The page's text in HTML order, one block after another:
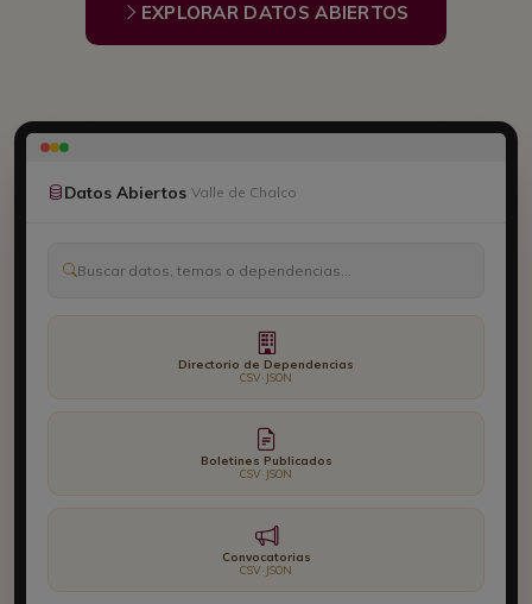
EXPLORAR DATOS ABIERTOS
Datos Abiertos Valle de Chalco
Buscar datos, temas o dependencias...
Directorio de Dependencias
CSV · JSON
Boletines Publicados
CSV · JSON
Convocatorias
CSV · JSON